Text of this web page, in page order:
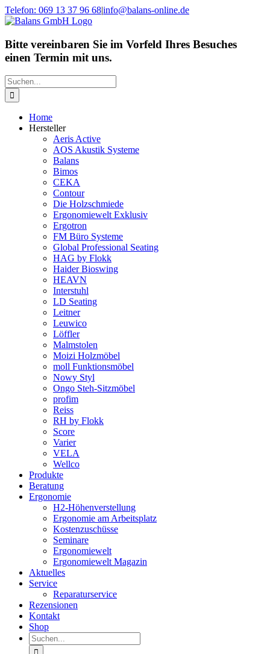
Zum
Inhalt
Telefon: 069 13 37 96 68|info@balans-online.de
Facebook
Instagram
YouTube
Bitte vereinbaren Sie im Vorfeld Ihres Besuches
einen Termin mit uns.
Suche
nach:
Home
Hersteller
Aeris Active
AOS Akustik Systeme
Balans
Bimos
CEKA
Contour
Die Holzschmiede
Ergonomiewelt Exklusiv
Ergotron
FM Büro Systeme
Global Professional Seating
HAG by Flokk
Haider Bioswing
HEAVN
Interstuhl
LD Seating
Leitner
Leuwico
Löffler
Malmstolen
Moizi Holzmöbel
moll Funktionsmöbel
Nowy Styl
Ongo Steh-Sitzmöbel
profim
Reiss
RH by Flokk
Score
Varier
VELA
Wellco
Produkte
Beratung
Ergonomie
H2-Höhenverstellung
Ergonomie am Arbeitsplatz
Kostenzuschüsse
Seminare
Ergonomiewelt
Ergonomiewelt Magazin
Aktuelles
Service
Reparaturservice
Rezensionen
Kontakt
Shop
Suche
nach: